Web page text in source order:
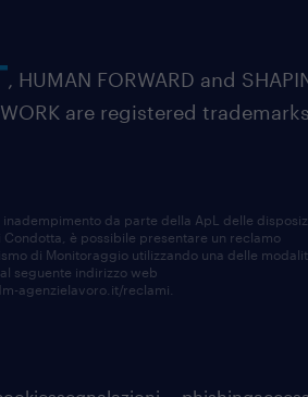
, HUMAN FORWARD and
WORK are registered
inadempimento da parte della ApL delle
Condotta, è possibile presentare un reclamo
di Monitoraggio utilizzando una delle
seguente indirizzo web
agenzielavoro.it/reclami